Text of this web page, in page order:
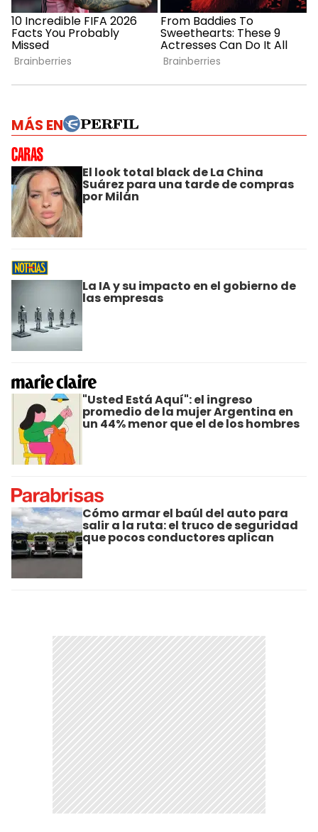
MÁS EN
El look total black de La China
Suárez para una tarde de compras
por Milán
La IA y su impacto en el gobierno de
las empresas
"Usted Está Aquí": el ingreso
promedio de la mujer Argentina en
un 44% menor que el de los hombres
Cómo armar el baúl del auto para
salir a la ruta: el truco de seguridad
que pocos conductores aplican